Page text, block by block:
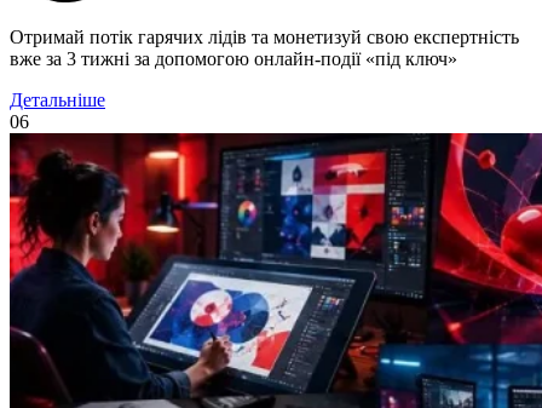
Отримай потік гарячих лідів та монетизуй свою експертність
вже за 3 тижні за допомогою онлайн-події «під ключ»
Детальніше
06